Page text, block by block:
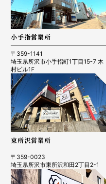
小手指営業所
〒359-1141
埼玉県所沢市小手指町1丁目15-7 木
村ビル1F
東所沢営業所
〒359-0023
埼玉県所沢市東所沢和田2丁目2-1